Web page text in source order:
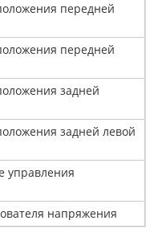
передней
передней
задней
задней левой
управления
напряжения